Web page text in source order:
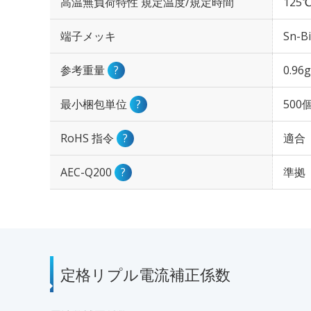
端子メッキ Sn-Bi
参考重量 ? 0.96g
最小梱包単位 ? 500
RoHS 指令 ? 適合
AEC-Q200 ? 準拠
定格リプル電流補正係数